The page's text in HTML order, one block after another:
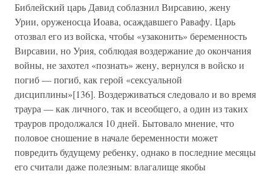
Библейский царь Давид соблазнил Вирсавию, жену
Урии, оруженосца Иоава, осаждавшего Равафу. Царь
отозвал его из войска, чтобы «узаконить» беременность
Вирсавии, но Урия, соблюдая воздержание до окончания
войны, не захотел «познать» жену, вернулся в войско и
погиб — погиб, как герой «сексуальной
дисциплины»[136]. Воздерживаться следовало и во время
траура — как личного, так и всеобщего, а один из таких
трауров продолжался 10 дней. Бытовало мнение, что
половое сношение в начале беременности может
повредить будущему ребенку, однако в последние месяцы
его считали даже полезным: влагалище якобы